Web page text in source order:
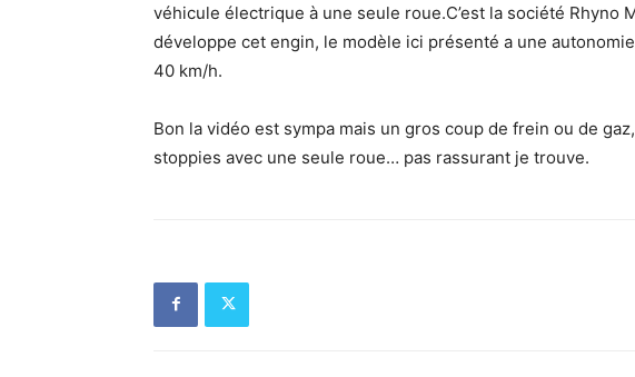
véhicule électrique à une seule roue.C’est la société Rhyno
développe cet engin, le modèle ici présenté a une
40 km/h.
Bon la vidéo est sympa mais un gros coup de frein ou de
stoppies avec une seule roue… pas rassurant je trouve.